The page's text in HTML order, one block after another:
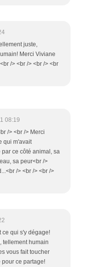
juste,
Merci Viviane
/> <br /> <br /> <br
08:19
/> <br /> Merci
qui m'avait
ce côté animal, sa
sa peur<br />
/> <br /> <br />
ce qui s'y dégage!
tellement humain
vous fait toucher
pour ce partage!